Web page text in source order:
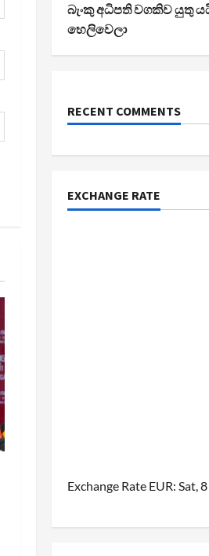
බැංකු අධිපති වගකිව යුතු
හෙලිවෙලා
RECENT COMMENTS
EXCHANGE RATE
Exchange Rate EUR: Sat,